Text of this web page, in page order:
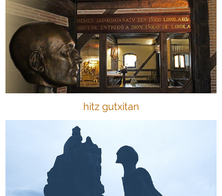
hitz gutxitan